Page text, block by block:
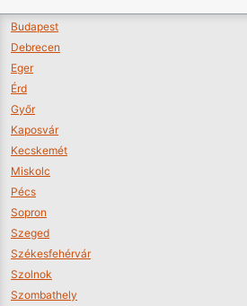
Budapest
Debrecen
Eger
Érd
Győr
Kaposvár
Kecskemét
Miskolc
Pécs
Sopron
Szeged
Székesfehérvár
Szolnok
Szombathely